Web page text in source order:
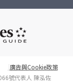
廣告與Cookie政策
號代表人 陳泓佐